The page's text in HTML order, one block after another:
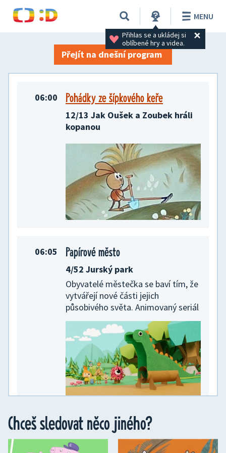
Přihlas se a ukládej si
oblíbené hry a videa.
MENU
TV program na 29. 05. 2026
Přejít na dnešní program
06:00 Pohádky ze šípkového keře
12/13 Jak Oušek a Zoubek hráli
kopanou
06:05 Papírové město
4/52 Jurský park
Obyvatelé městečka se baví tím, že
vytvářejí nové části jejich
působivého světa. Animovaný seriál
06:20 Lu a Parta uličníků
Knihomolka Betty
Chceš sledovat něco jiného?